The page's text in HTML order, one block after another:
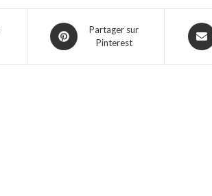
Partager sur
Pinterest